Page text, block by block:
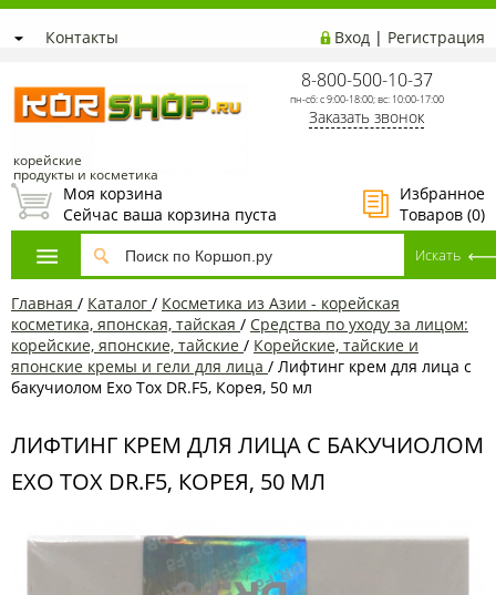
Контакты Вход | Регистрация
корейские
продукты и косметика
8-800-500-10-37
пн-сб: с 9:00-18:00; вс: 10:00-17:00
Заказать звонок
Избранное
Товаров (0)
Моя корзина
Сейчас ваша корзина пуста
Главная / Каталог / Косметика из Азии - корейская
косметика, японская, тайская / Средства по уходу за лицом:
корейские, японские, тайские / Корейские, тайские и
японские кремы и гели для лица / Лифтинг крем для лица с
бакучиолом Exo Tox DR.F5, Корея, 50 мл
ЛИФТИНГ КРЕМ ДЛЯ ЛИЦА С БАКУЧИОЛОМ
EXO TOX DR.F5, КОРЕЯ, 50 МЛ